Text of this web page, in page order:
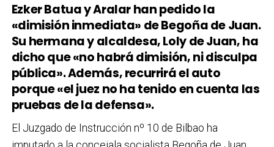
Ezker Batua y Aralar han pedido la
«dimisión inmediata» de Begoña de Juan.
Su hermana y alcaldesa, Loly de Juan, ha
dicho que «no habrá dimisión, ni disculpa
pública». Además, recurrirá el auto
porque «el juez no ha tenido en cuenta las
pruebas de la defensa».
El Juzgado de Instrucción nº 10 de Bilbao ha